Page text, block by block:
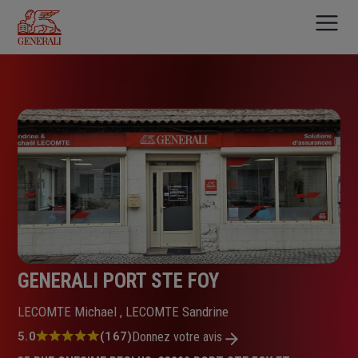
contenu
principal
GENERALI PORT STE FOY
LECOMTE Michael , LECOMTE Sandrine
Note
5.0 (167)Donnez votre avis